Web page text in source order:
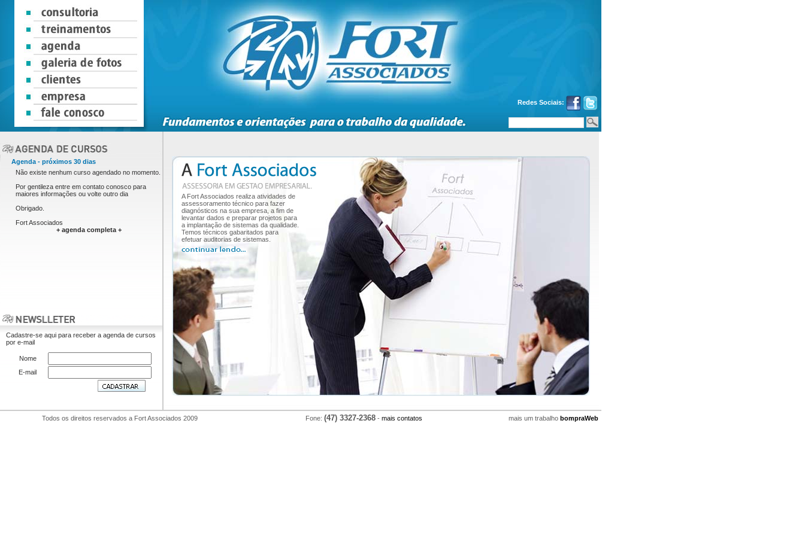
Redes Sociais:
Agenda - próximos 30 dias
Não existe nenhum curso agendado no momento.
Por gentileza entre em contato conosco para
maiores informações ou volte outro dia
Obrigado.
Fort Associados
+ agenda completa +
Cadastre-se aqui para receber a agenda de cursos
por e-mail
Nome
E-mail
A Fort Associados realiza atividades de
assessoramento técnico para fazer
diagnósticos na sua empresa, a fim de
levantar dados e preparar projetos para
a implantação de sistemas da qualidade.
Temos técnicos gabaritados para
efetuar auditorias de sistemas.
Todos os direitos reservados a Fort Associados 2009 Fone: (47) 3327-2368- mais contatos mais um trabalho bompraWeb